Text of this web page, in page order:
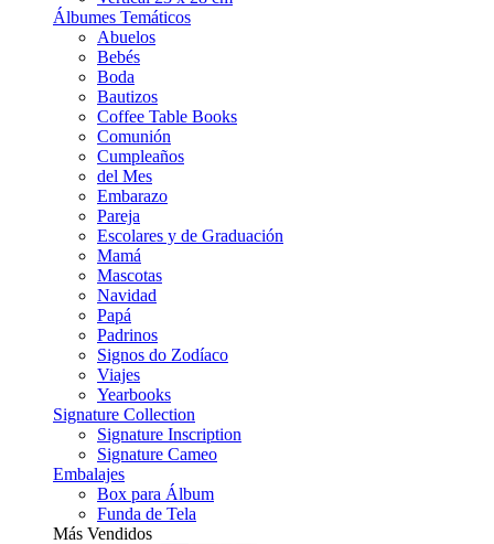
Álbumes Temáticos
Abuelos
Bebés
Boda
Bautizos
Coffee Table Books
Comunión
Cumpleaños
del Mes
Embarazo
Pareja
Escolares y de Graduación
Mamá
Mascotas
Navidad
Papá
Padrinos
Signos do Zodíaco
Viajes
Yearbooks
Signature Collection
Signature Inscription
Signature Cameo
Embalajes
Box para Álbum
Funda de Tela
Más Vendidos